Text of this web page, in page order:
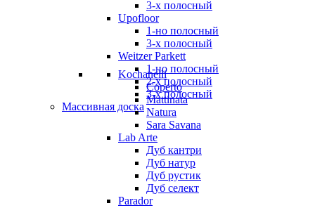
3-х полосный
Upofloor
1-но полосный
3-х полосный
Weitzer Parkett
1-но полосный
2-х полосный
3-х полосный
Массивная доска
Kochanelli
Coperto
Mattinata
Natura
Sara Savana
Lab Arte
Дуб кантри
Дуб натур
Дуб рустик
Дуб селект
Parador